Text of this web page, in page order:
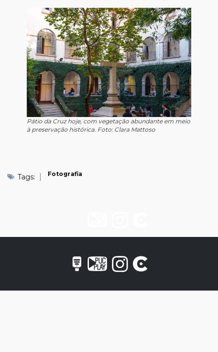
Pátio da Cruz hoje, com vegetação abundante em meio
à preservação histórica. Foto: Clara Mattoso
Tags: Fotografia